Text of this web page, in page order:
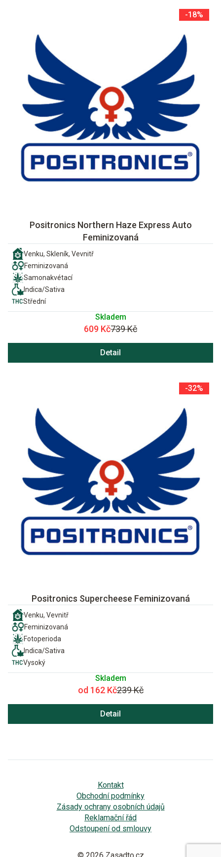
-18%
Positronics Northern Haze Express Auto
Feminizovaná
Venku, Skleník, Vevnitř
Feminizovaná
Samonakvétací
Indica/Sativa
Střední
Skladem
609 Kč739 Kč
Detail
-32%
Positronics Supercheese Feminizovaná
Venku, Vevnitř
Feminizovaná
Fotoperioda
Indica/Sativa
Vysoký
Skladem
od 162 Kč239 Kč
Detail
Kontakt
Obchodní podmínky
Zásady ochrany osobních údajů
Reklamační řád
Odstoupení od smlouvy